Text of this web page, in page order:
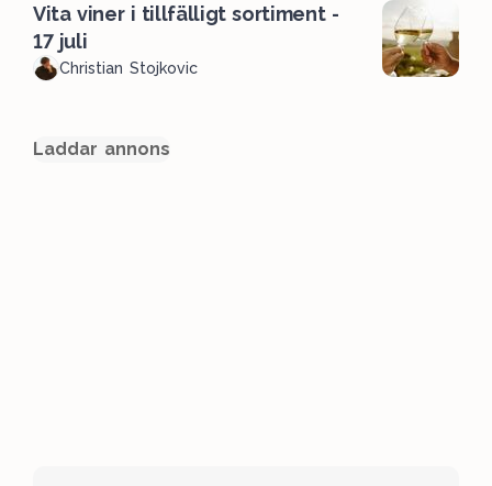
Vita viner i tillfälligt sortiment -
17 juli
Christian Stojkovic
Laddar annons